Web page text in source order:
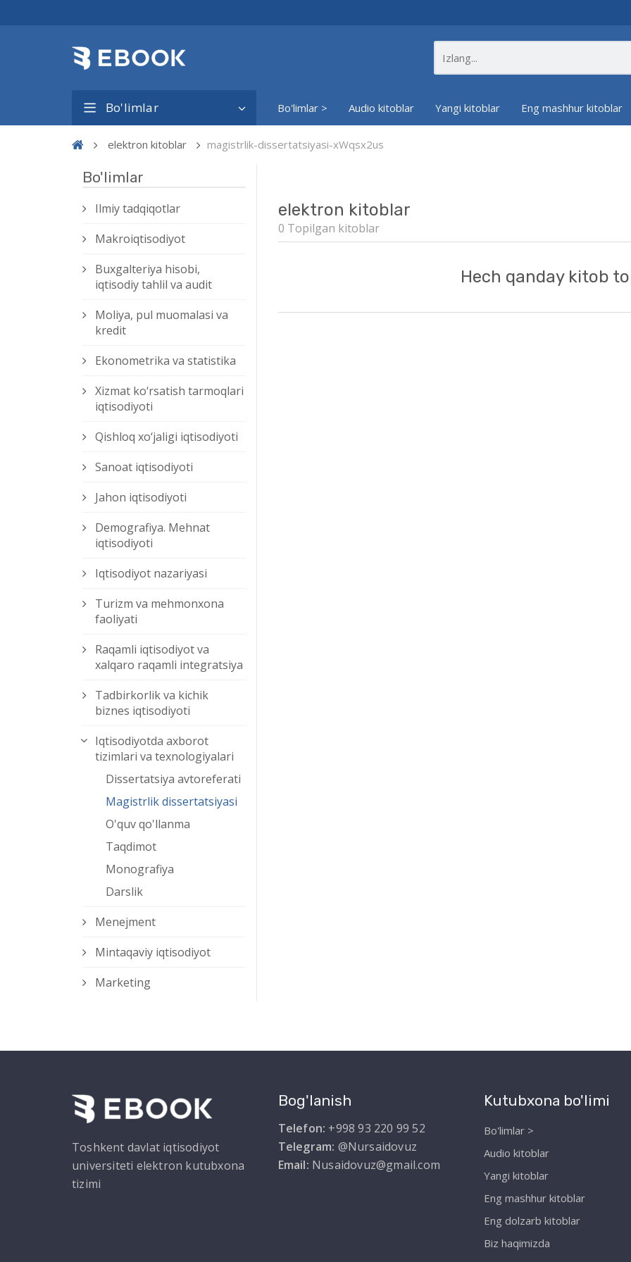
Bo'limlar Bo'limlar > Audio kitoblar Yangi kitoblar Eng mashhur kitoblar
elektron kitoblar magistrlik-dissertatsiyasi-xWqsx2us
Bo'limlar
Ilmiy tadqiqotlar
Makroiqtisodiyot
Buxgalteriya hisobi,
iqtisodiy tahlil va audit
Moliya, pul muomalasi va
kredit
Ekonometrika va statistika
Xizmat kо‘rsatish tarmoqlari
iqtisodiyoti
Qishloq xо‘jaligi iqtisodiyoti
Sanoat iqtisodiyoti
Jahon iqtisodiyoti
Demografiya. Mehnat
iqtisodiyoti
Iqtisodiyot nazariyasi
Turizm va mehmonxona
faoliyati
Raqamli iqtisodiyot va
xalqaro raqamli integratsiya
Tadbirkorlik va kichik
biznes iqtisodiyoti
Iqtisodiyotda axborot
tizimlari va texnologiyalari
Dissertatsiya avtoreferati
Magistrlik dissertatsiyasi
O'quv qo'llanma
Taqdimot
Monografiya
Darslik
Menejment
Mintaqaviy iqtisodiyot
Marketing
elektron kitoblar
0 Topilgan kitoblar
Hech qanday kitob
Toshkent davlat iqtisodiyot
universiteti elektron kutubxona
tizimi
Bog'lanish
Telefon: +998 93 220 99 52
Telegram: @Nursaidovuz
Email: Nusaidovuz@gmail.com
Kutubxona bo'limi
Bo'limlar >
Audio kitoblar
Yangi kitoblar
Eng mashhur kitoblar
Eng dolzarb kitoblar
Biz haqimizda